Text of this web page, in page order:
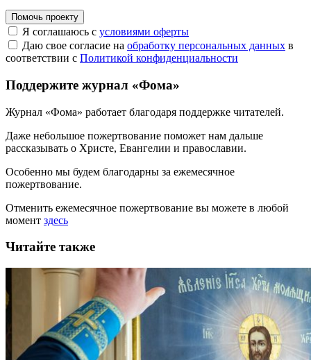
Помочь проекту
Я соглашаюсь с условиями оферты
Даю свое согласие на обработку персональных данных в
соответствии с Политикой конфиденциальности
Поддержите журнал «Фома»
Журнал «Фома» работает благодаря поддержке читателей.
Даже небольшое пожертвование поможет нам дальше
рассказывать о Христе, Евангелии и православии.
Особенно мы будем благодарны за ежемесячное
пожертвование.
Отменить ежемесячное пожертвование вы можете в любой
момент здесь
Читайте также